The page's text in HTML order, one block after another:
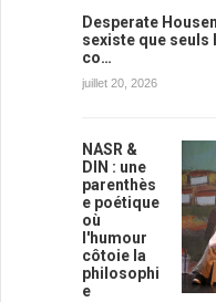
Desperate
sexiste que seuls
co…
juillet 20, 2026
NASR &
DIN : une
parenthès
e poétique
où
l'humour
côtoie la
philosophi
e